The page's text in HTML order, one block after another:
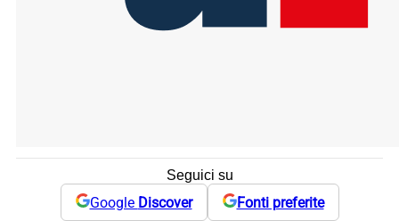
Seguici su
Google Discover Fonti preferite